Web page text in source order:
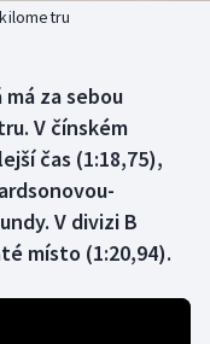
za sebou
V čínském
čas (1:18,75),
V divizi B
místo (1:20,94).